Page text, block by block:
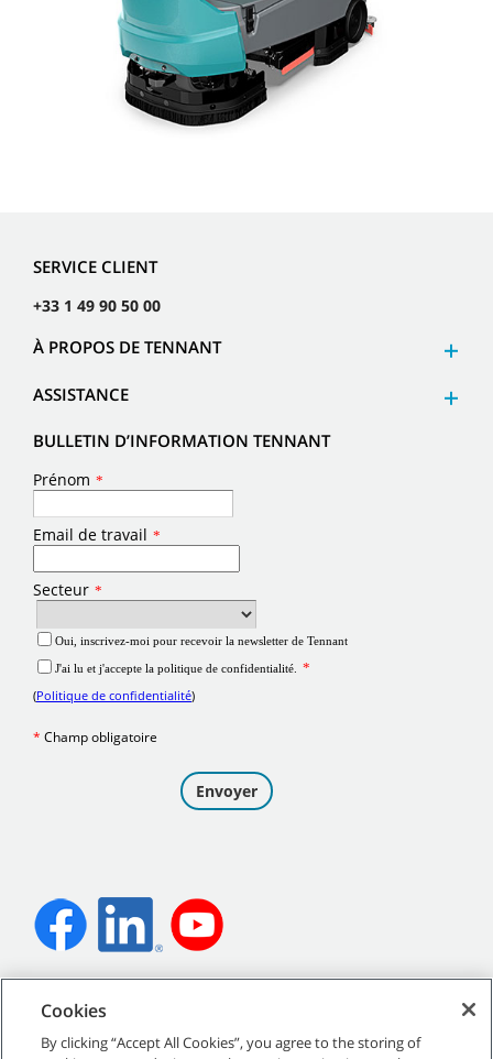
SERVICE CLIENT
+33 1 49 90 50 00
À PROPOS DE TENNANT
ASSISTANCE
BULLETIN D’INFORMATION TENNANT
Cookies
By clicking “Accept All Cookies”, you agree to the storing of